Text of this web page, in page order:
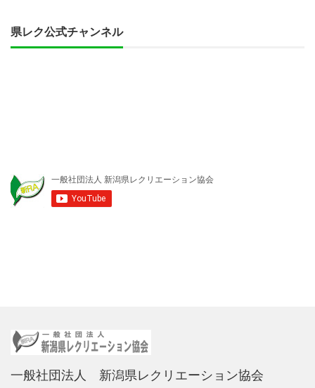
県レク公式チャンネル
一般社団法人 新潟県レクリエーション協会